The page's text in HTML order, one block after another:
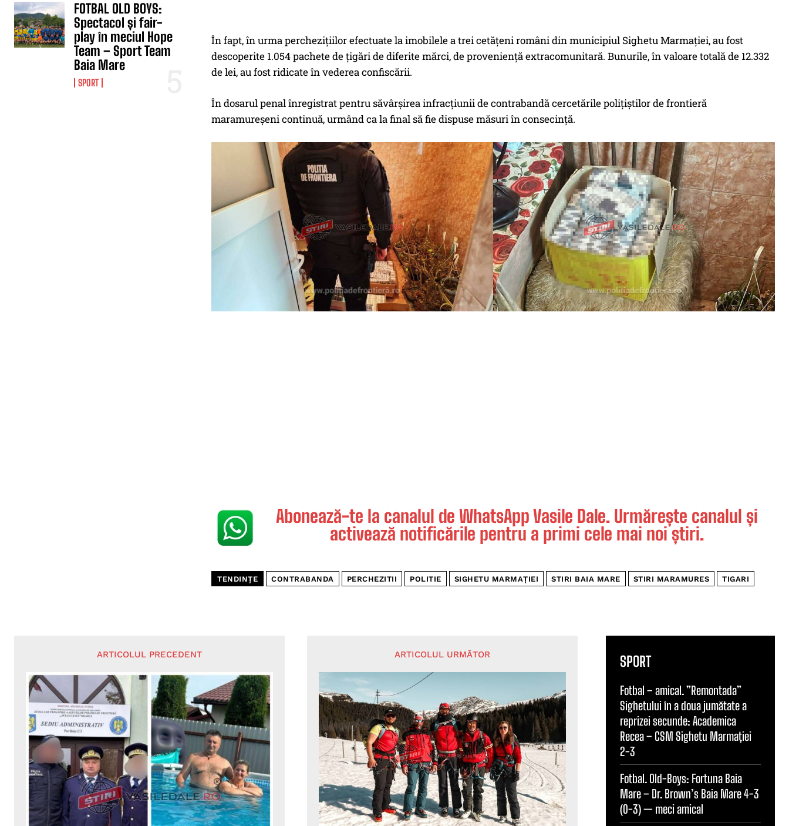
FOTBAL OLD BOYS:
Spectacol și fair-
play în meciul Hope
Team – Sport Team
Baia Mare
SPORT
În fapt, în urma perchezițiilor efectuate la imobilele a trei cetățeni români din municipiul Sighetu Marmației, au fost
descoperite 1.054 pachete de țigări de diferite mărci, de proveniență extracomunitară. Bunurile, în valoare totală de 12.332
de lei, au fost ridicate în vederea confiscării.
În dosarul penal înregistrat pentru săvârșirea infracțiunii de contrabandă cercetările polițiștilor de frontieră
maramureșeni continuă, urmând ca la final să fie dispuse măsuri în consecinţă.
Abonează-te la canalul de WhatsApp Vasile Dale. Urmărește canalul și
activează notificările pentru a primi cele mai noi știri.
TENDINȚE CONTRABANDA PERCHEZITII POLITIE SIGHETU MARMAȚIEI STIRI BAIA MARE STIRI MARAMURES TIGARI
ARTICOLUL PRECEDENT ARTICOLUL URMĂTOR SPORT
Fotbal – amical. ”Remontada”
Sighetului în a doua jumătate a
reprizei secunde: Academica
Recea – CSM Sighetu Marmației
2-3
Fotbal. Old-Boys: Fortuna Baia
Mare – Dr. Brown’s Baia Mare 4-3
(0-3) — meci amical